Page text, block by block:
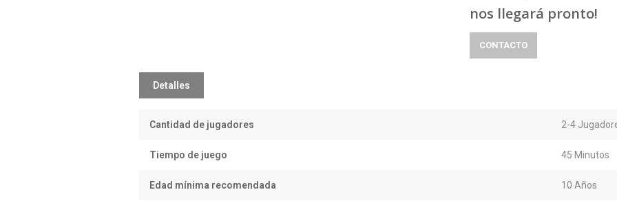
nos llegará pronto!
CONTACTO
Detalles
Cantidad de jugadores 2-4
Tiempo de juego 45 Minutos
Edad mínima recomendada 10 Años